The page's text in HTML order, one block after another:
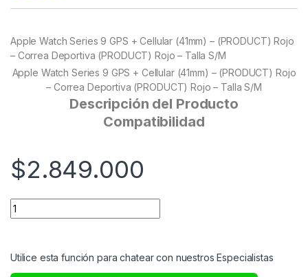
ratings
Apple Watch Series 9 GPS + Cellular (41mm) – (PRODUCT) Rojo
– Correa Deportiva (PRODUCT) Rojo – Talla S/M
Apple Watch Series 9 GPS + Cellular (41mm) – (PRODUCT) Rojo
– Correa Deportiva (PRODUCT) Rojo – Talla S/M
Descripción del Producto
Compatibilidad
$2.849.000
Utilice esta función para chatear con nuestros Especialistas